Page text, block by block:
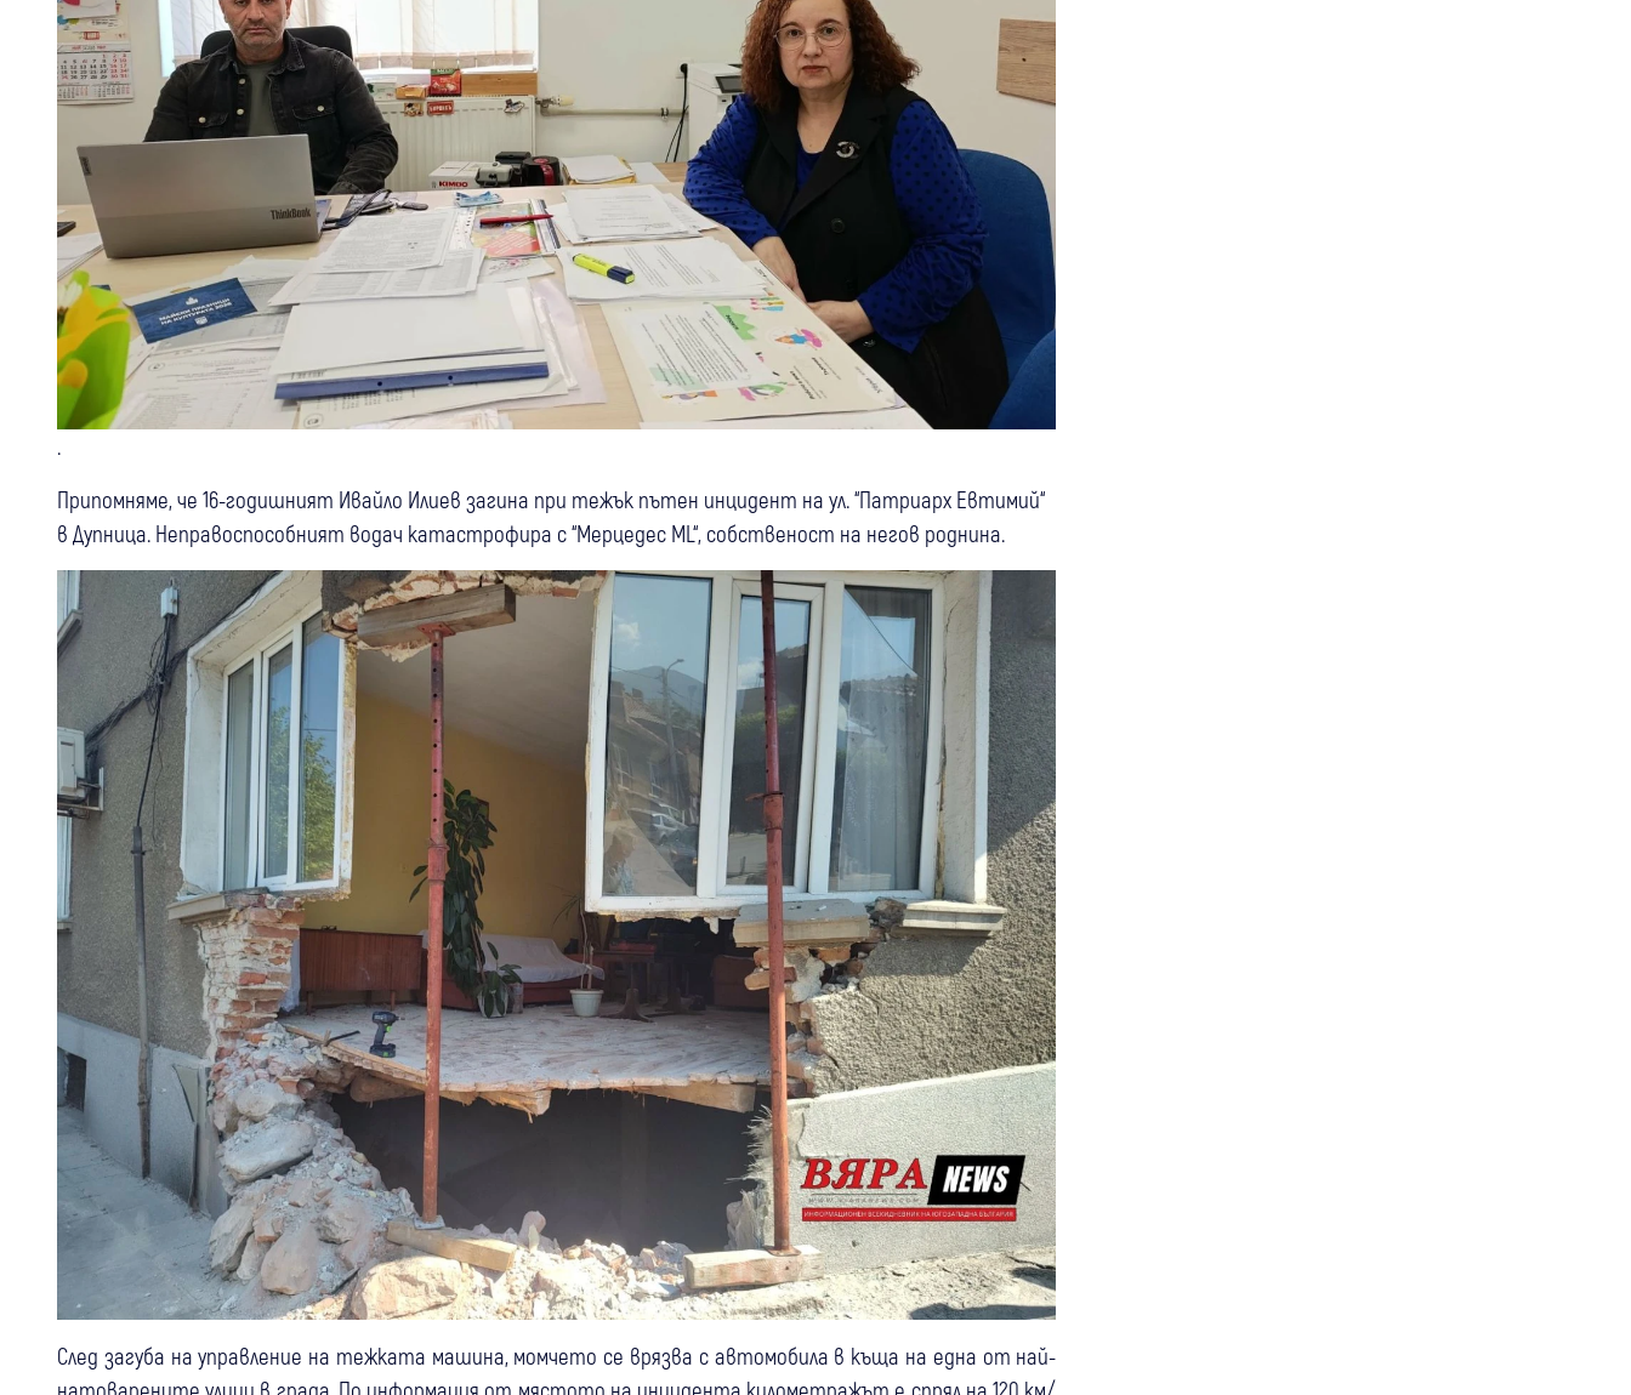
.
Припомняме, че 16-годишният Ивайло Илиев загина при тежък пътен инцидент на ул. “Патриарх Евтимий“
в Дупница. Неправоспособният водач катастрофира с “Мерцедес ML“, собственост на негов роднина.
След загуба на управление на тежката машина, момчето се врязва с автомобила в къща на една от най-
натоварените улици в града. По информация от мястото на инцидента километражът е спрял на 120 км/